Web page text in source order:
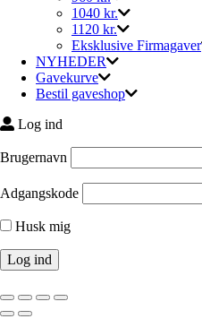
1040 kr.
1120 kr.
Eksklusive Firmagaver
NYHEDER
Gavekurve
Bestil gaveshop
Log ind
Brugernavn
Adgangskode
Husk mig